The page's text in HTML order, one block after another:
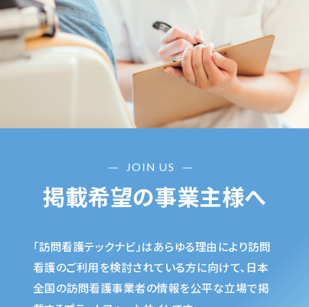
JOIN US
掲載希望の事業主様へ
「訪問看護テックナビ」はあらゆる理由により訪問
看護のご利用を検討されている方に向けて、日本
全国の訪問看護事業者の情報を公平な立場で掲